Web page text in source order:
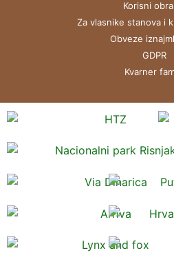
Korisni
Za vlasnike stanova i
Obveze
GDPR
Kvarner